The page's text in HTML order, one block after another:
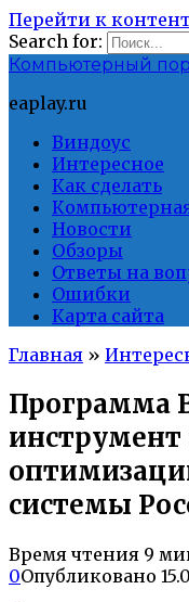
Перейти к
Search for:
Компьютерный
eaplay.ru
Виндоус
Интересное
Как сделать
Новости
Обзоры
Ответы на
Ошибки
Карта сайта
Главная »
Программа
системы
Время чтения 9
0Опубликовано